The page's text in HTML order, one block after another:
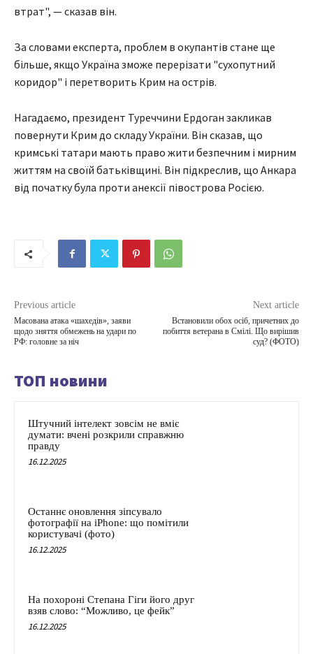
втрат", — сказав він.
За словами експерта, проблем в окупантів стане ще
більше, якщо Україна зможе перерізати "сухопутний
коридор" і перетворить Крим на острів.
Нагадаємо, президент Туреччини Ердоган закликав
повернути Крим до складу України. Він сказав, що
кримські татари мають право жити безпечним і мирним
життям на своїй батьківщині. Він підкреслив, що Анкара
від початку була проти анексії півострова Росією.
Previous article
Масована атака «шахедів», заяви
щодо зняття обмежень на удари по
РФ: головне за ніч
Next article
Встановили обох осіб, причетних до
побиття ветерана в Смілі. Що вирішив
суд? (ФОТО)
ТОП новини
Штучний інтелект зовсім не вміє
думати: вчені розкрили справжню
правду
16.12.2025
Останнє оновлення зіпсувало
фотографії на iPhone: що помітили
користувачі (фото)
16.12.2025
На похороні Степана Гіги його друг
взяв слово: “Можливо, це фейк”
16.12.2025